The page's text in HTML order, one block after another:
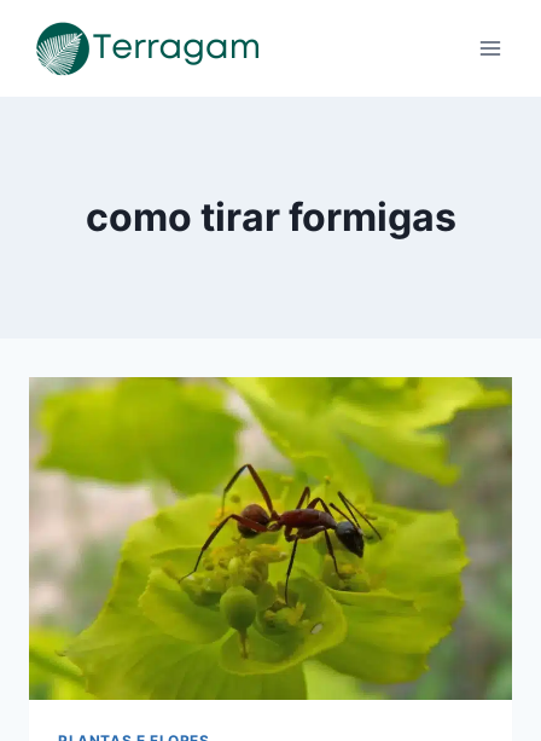
para
como tirar formigas